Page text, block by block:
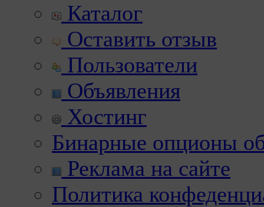
Каталог
Оставить отзыв
Пользователи
Объявления
Хостинг
Бинарные опционы
Реклама на сайте
Политика